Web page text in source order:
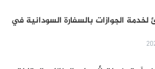
الجوازات بالسفارة السودانية في